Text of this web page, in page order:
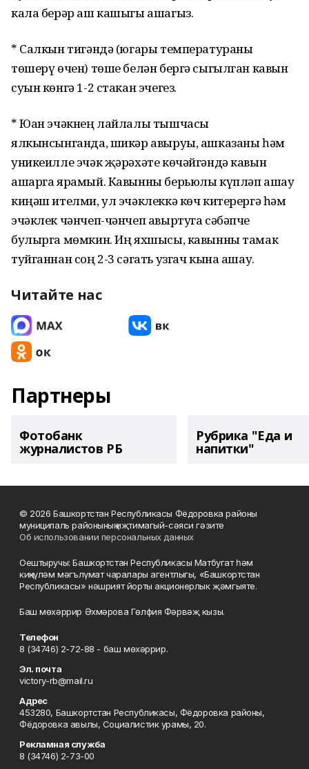
кала берәр аш кашыгы ашагыз.
* Салкын тигәндә (югары температураны
төшерү өчен) төше белән бергә сыгылган кавын
суын көнгә 1-2 стакан эчегез.
* Юан эчәкнең лайлалы тышчасы
ялкынсынганда, шикәр авыруы, ашказаны һәм
уникеилле эчәк җәрәхәте көчәйгәндә кавын
ашарга ярамый. Кавынны берьюлы күпләп ашау
киңәш ителми, ул эчәклеккә көч китерергә һәм
эчәклек чәнчеп-чәнчеп авыртуга сәбәпче
булырга мөмкин. Иң яхшысы, кавынны тамак
туйганнан соң 2-3 сәгать узгач кына ашау.
Читайте нас
Партнеры
Фотобанк
журналистов РБ
Рубрика "Еда и
напитки"
© 2026 Башкортстан Республикасы Фёдоровка районы
муниципаль районының иҗтимагый-сәяси гәзите
Об использовании персональных данных
Оештыручы: Башкортстан Республикасы Матбугат һәм
киңкүләм мәгълүмат чаралары агентлыгы, «Башкортстан
Республикасы» нәшрият йорты акционерлык җәмгыяте.
Баш мөхәррир Әхмәрова Гөлфия Фәрвәҗ кызы.
Телефон
8 (34746) 2-72-88 - баш мөхәррир.
Эл. почта
victory-rb@mail.ru
Адрес
453280, Башкортстан Республикасы, Фёдоровка районы,
Фёдоровка авылы, Социалистик урамы, 20.
Рекламная служба
8 (34746) 2-73-00